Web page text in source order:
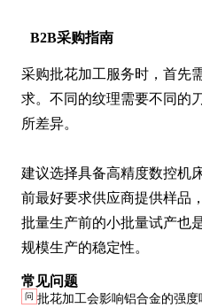
B2B采购指南
采购批花加工服务时，首先
求。不同的纹理需要不同的
所差异。
建议选择具备高精度数控机
前最好要求供应商提供样品
批量生产前的小批量试产也
规模生产的稳定性。
常见问题
问 批花加工会影响铝合金的强度